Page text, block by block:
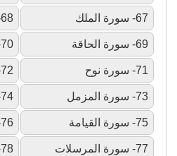
67- سورة الملك 68- سورة القلم
69- سورة الحاقة 70- سورة المعارج
71- سورة نوح 72- سورة الجن
73- سورة المزمل 74- سورة المدثر
75- سورة القيامة 76- سورة الإنسان
77- سورة المرسلات 78- سورة النبأ